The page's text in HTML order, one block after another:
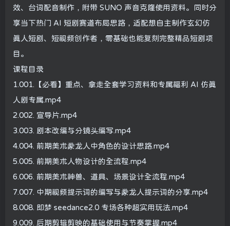
效、台词配音制作，附带 SUNO 声音克隆使用资料。同时分
享当下热门 AI 短剧赛道布局思路，适配想自主制作玄幻仿
真人短剧、短视频创作者，零基础也能复刻完整精品短剧项
目。
课程目录
1.001.【必看】重点、拿走全套学习资料和专属福利 AI 仿真
人剧专属.mp4
2.002. 宣导片.mp4
3.003. 剧本改编与分镜头编写.mp4
4.004. 前期美术豢龙人中角色的设计思路.mp4
5.005. 前期美术人物设计的全流程.mp4
6.006. 前期美术神兽、道具、场景设计全流程.mp4
7.007. 中期视频提示词的编写与豢龙人提示词的分享.mp4
8.008. 即梦 seedance2.0 专场各种超实用玩法.mp4
9.009. 后期剪辑剪映的基础使用与节奏掌握.mp4